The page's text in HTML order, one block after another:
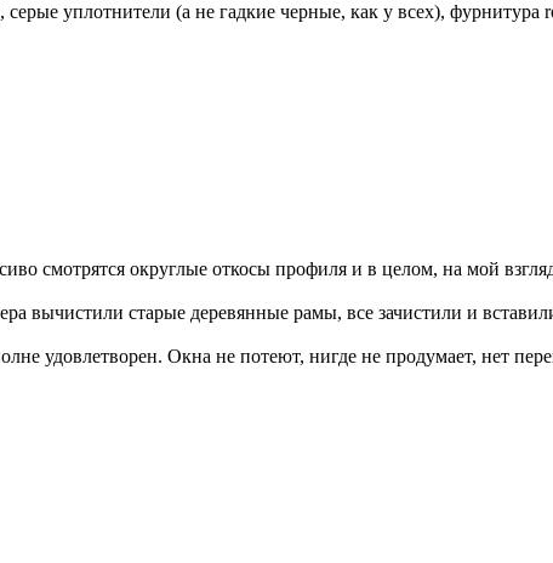
уплотнители (а не гадкие черные, как у всех),
смотрятся округлые откосы профиля и в целом, на мой
вычистили старые деревянные рамы, все зачистили и
удовлетворен. Окна не потеют, нигде не продумает, нет